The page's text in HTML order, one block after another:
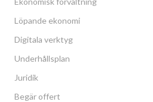
Löpande ekonomi
Digitala verktyg
Underhållsplan
Juridik
Begär offert